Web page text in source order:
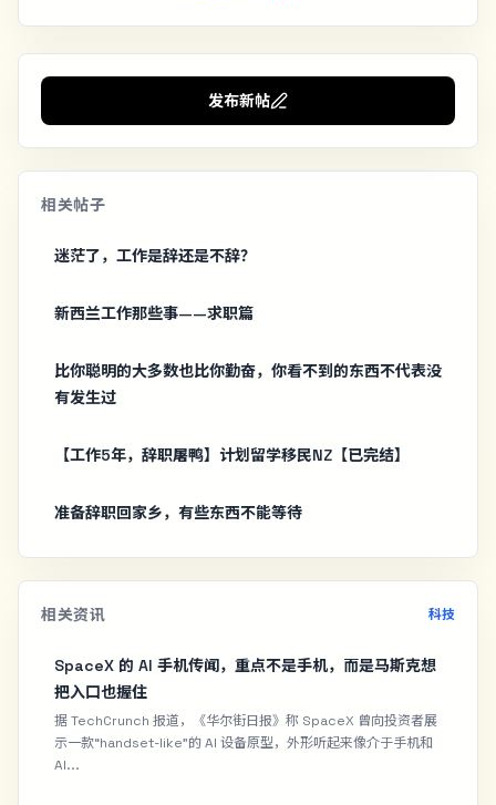
发布新帖
相关帖子
迷茫了，工作是辞还是不辞？
新西兰工作那些事——求职篇
比你聪明的大多数也比你勤奋，你看不到的东西不代表没
有发生过
【工作5年，辞职屠鸭】计划留学移民NZ【已完结】
准备辞职回家乡，有些东西不能等待
相关资讯 科技
SpaceX 的 AI 手机传闻，重点不是手机，而是马斯克想
把入口也握住
据 TechCrunch 报道，《华尔街日报》称 SpaceX 曾向投资者展
示一款“handset-like”的 AI 设备原型，外形听起来像介于手机和
AI...